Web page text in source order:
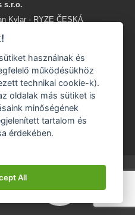
s.r.o.
Kylar - RYZE ČESKÁ
na Moravě
03
használnak és
működésükhöz
technikai cookie-k).
oldalak más sütiket is
minőségének
tartalom és
érdekében.
All